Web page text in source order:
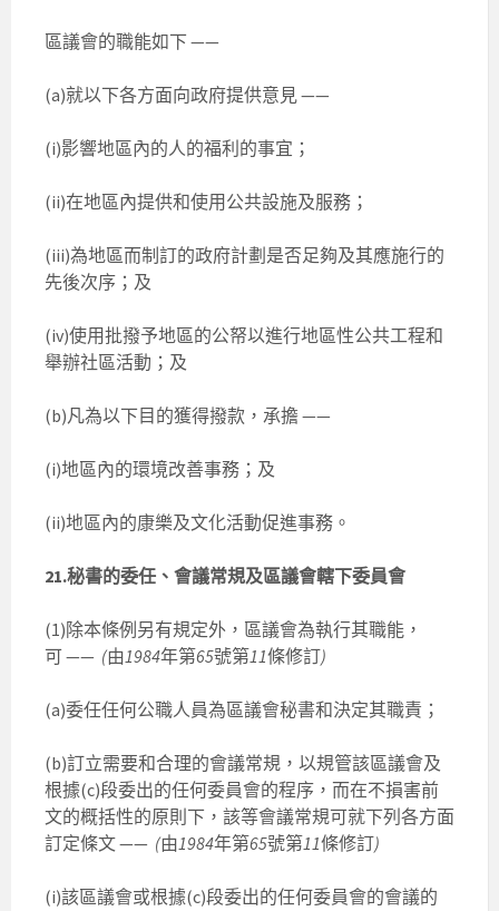
區議會的職能如下 ——
(a)就以下各方面向政府提供意見 ——
(i)影響地區內的人的福利的事宜；
(ii)在地區內提供和使用公共設施及服務；
(iii)為地區而制訂的政府計劃是否足夠及其應施行的
先後次序；及
(iv)使用批撥予地區的公帑以進行地區性公共工程和
舉辦社區活動；及
(b)凡為以下目的獲得撥款，承擔 ——
(i)地區內的環境改善事務；及
(ii)地區內的康樂及文化活動促進事務。
21.秘書的委任、會議常規及區議會轄下委員會
(1)除本條例另有規定外，區議會為執行其職能，
可 —— (由1984年第65號第11條修訂)
(a)委任任何公職人員為區議會秘書和決定其職責；
(b)訂立需要和合理的會議常規，以規管該區議會及
根據(c)段委出的任何委員會的程序，而在不損害前
文的概括性的原則下，該等會議常規可就下列各方面
訂定條文 —— (由1984年第65號第11條修訂)
(i)該區議會或根據(c)段委出的任何委員會的會議的